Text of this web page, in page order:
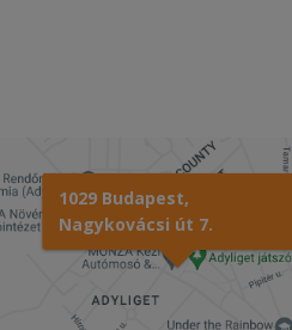
1029 Budapest,
Nagykovácsi út 7.